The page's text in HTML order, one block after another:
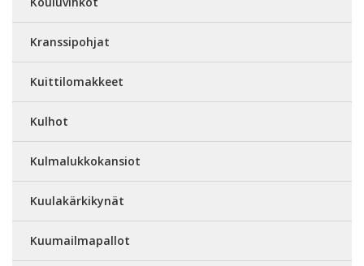
Kranssipohjat
Kuittilomakkeet
Kulhot
Kulmalukkokansiot
Kuulakärkikynät
Kuumailmapallot